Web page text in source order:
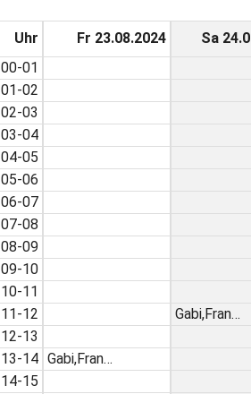
Uhr
00-01
01-02
02-03
03-04
04-05
05-06
06-07
07-08
08-09
09-10
10-11
11-12
12-13
13-14
14-15
Fr 23.08.2024
Gabi,Fran…
Sa
Gabi,Fran…